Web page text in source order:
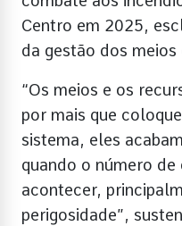
Centro em 2025,
da gestão dos meios
“Os meios e os
por mais que
sistema, eles
quando o número
acontecer,
perigosidade”,